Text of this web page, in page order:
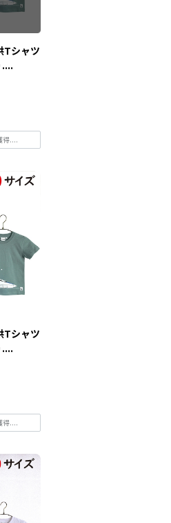
Tシャツ
得....
Tシャツ
得....